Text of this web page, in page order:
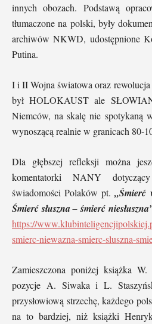
innych obozach. Podstawą
tłumaczone na polski, były
archiwów NKWD, udostępnione
Putina.
I i II Wojna światowa oraz
był HOLOKAUST ale
Niemców, na skalę nie spotykaną
wynoszącą realnie w granicach 80-
Dla głębszej refleksji można
komentatorki NANY
świadomości Polaków pt.„Śmierć
Śmierć słuszna – śmierć
https://
smierc-niewazna-smierc-sluszna-
Zamieszczona poniżej książka
pozycje A. Siwaka i L.
przysłowiową strzechę, każdego
na to bardziej, niż książki